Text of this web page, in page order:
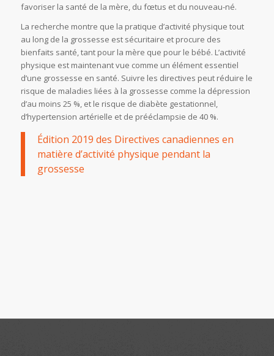
favoriser la santé de la mère, du fœtus et du nouveau-né.
La recherche montre que la pratique d’activité physique tout
au long de la grossesse est sécuritaire et procure des
bienfaits santé, tant pour la mère que pour le bébé. L’activité
physique est maintenant vue comme un élément essentiel
d’une grossesse en santé. Suivre les directives peut réduire le
risque de maladies liées à la grossesse comme la dépression
d’au moins 25 %, et le risque de diabète gestationnel,
d’hypertension artérielle et de prééclampsie de 40 %.
Édition 2019 des Directives canadiennes en
matière d’activité physique pendant la
grossesse